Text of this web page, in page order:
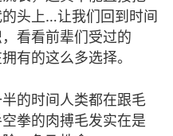
头上…让我们回到时间
看看前辈们受过的
有的这么多选择。
的时间人类都在跟毛
拳的肉搏毛发实在是